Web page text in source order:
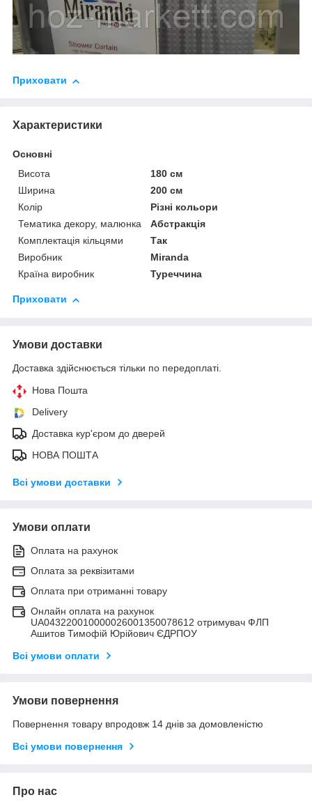
Приховати
Характеристики
Основні
Висота
180 см
Ширина
200 см
Колір
Різні кольори
Тематика декору, малюнка
Абстракція
Комплектація кільцями
Так
Виробник
Miranda
Країна виробник
Туреччина
Приховати
Умови доставки
Доставка здійснюється тільки по передоплаті.
Нова Пошта
Delivery
Доставка кур'єром до дверей
НОВА ПОШТА
Всі умови доставки
Умови оплати
Оплата на рахунок
Оплата за реквізитами
Оплата при отриманні товару
Онлайн оплата на рахунок
UA043220010000026001350078612 отримувач ФЛП
Ашитов Тимофій Юрійович ЄДРПОУ
Всі умови оплати
Умови повернення
Повернення товару впродовж 14 днів за домовленістю
Всі умови повернення
Про нас